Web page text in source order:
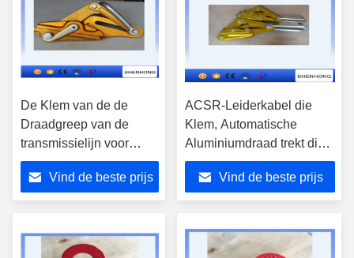
De Klem van de de
Draadgreep van de
transmissielijn voor
Grote Leiders
Aanpassing/het
Verzakken
Vind de beste prijs
ACSR-Leiderkabel die
Klem, Automatische
Aluminiumdraad trekt die
Grepen trekt
Vind de beste prijs